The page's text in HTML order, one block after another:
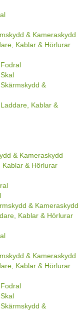
& Kameraskydd
Kablar & Hörlurar
&
Kablar &
& Kameraskydd
Kablar & Hörlurar
& Kameraskydd
Kablar & Hörlurar
& Kameraskydd
Kablar & Hörlurar
&